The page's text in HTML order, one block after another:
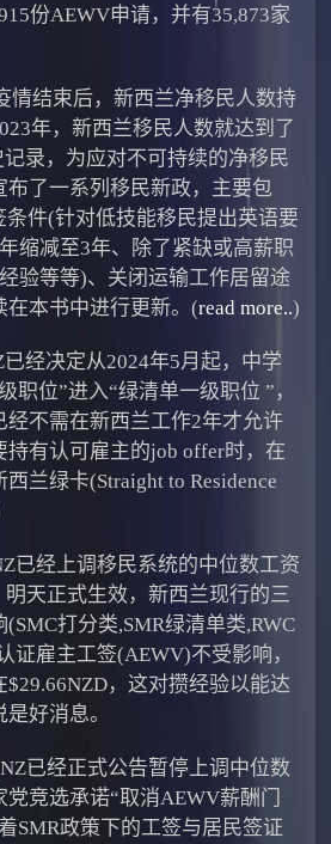
份AEWV申请，并有35,873家
情结束后，新西兰净移民人数持
年，新西兰移民人数就达到了
录，为应对不可持续的净移民
布了一系列移民新政，主要包
件(针对低技能移民提出英语要
缩减至3年、除了紧缺或高薪职
验等等)、关闭运输工作居留途
在本书中进行更新。(read more..)
已经决定从2024年5月起，中学
职位”进入“绿清单一级职位 ”，
经不需在新西兰工作2年才允许
持有认可雇主的job offer时，在
兰绿卡(Straight to Residence
已经上调移民系统的中位数工资
明天正式生效，新西兰现行的三
打分类,SMR绿清单类,RWC
证雇主工签(AEWV)不受影响，
，这对攒经验以能达
好消息。
已经正式公告暂停上调中位数
竞选承诺“取消AEWV薪酬门
SMR政策下的工签与居民签证